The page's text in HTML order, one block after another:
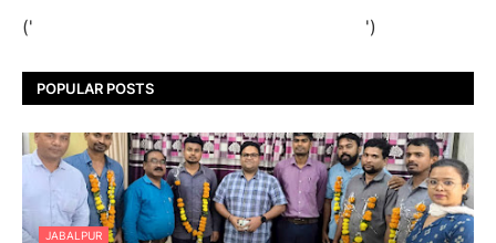
(' ')
POPULAR POSTS
JABALPUR